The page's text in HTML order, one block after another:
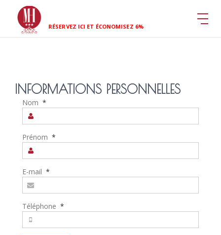
RÉSERVEZ ICI ET ÉCONOMISEZ 6%
INFORMATIONS PERSONNELLES
Nom *
Prénom *
E-mail *
Téléphone *